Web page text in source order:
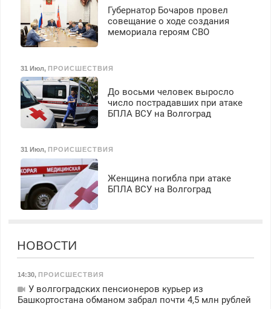
Губернатор Бочаров провел
совещание о ходе создания
мемориала героям СВО
31 Июл, ПРОИСШЕСТВИЯ
До восьми человек выросло
число пострадавших при атаке
БПЛА ВСУ на Волгоград
31 Июл, ПРОИСШЕСТВИЯ
Женщина погибла при атаке
БПЛА ВСУ на Волгоград
НОВОСТИ
14:30, ПРОИСШЕСТВИЯ
У волгоградских пенсионеров курьер из
Башкортостана обманом забрал почти 4,5 млн рублей